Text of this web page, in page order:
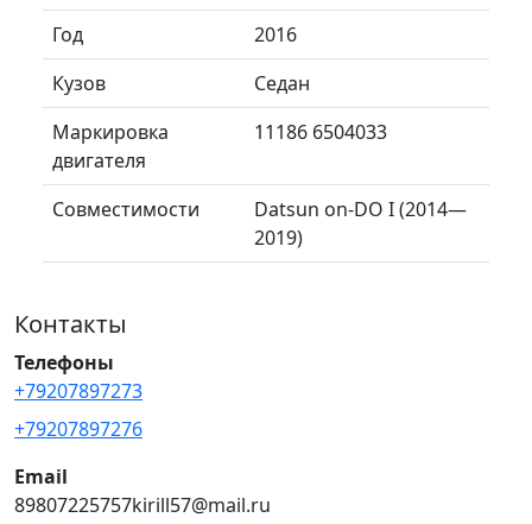
Год
2016
Кузов
Седан
Маркировка
двигателя
11186 6504033
Совместимости
Datsun on-DO I (2014—
2019)
Контакты
Телефоны
+79207897273
+79207897276
Email
89807225757kirill57@mail.ru